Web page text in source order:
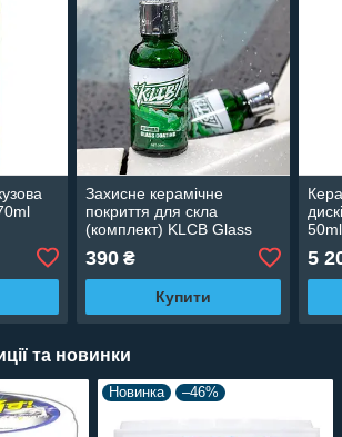
Захисне керамічне
покриття для скла
(комплект) KLCB Glass
390₴
Купити
50ml
5
та новинки
Новинка –46%